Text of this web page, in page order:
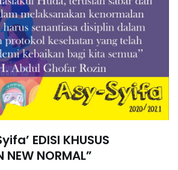
EDISI KHUSUS
NEW NORMAL”